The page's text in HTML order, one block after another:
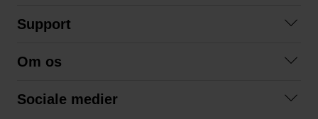
Support
Betingelser
Om os
Sociale medier